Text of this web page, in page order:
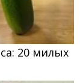
20 милых